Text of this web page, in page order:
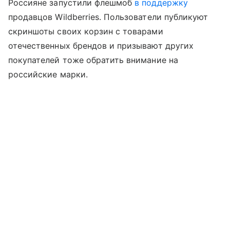
Россияне запустили флешмоб в поддержку
продавцов Wildberries. Пользователи публикуют
скриншоты своих корзин с товарами
отечественных брендов и призывают других
покупателей тоже обратить внимание на
российские марки.